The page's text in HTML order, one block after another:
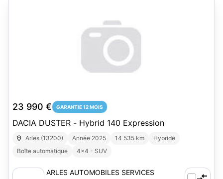
23 990 € GARANTIE 12 MOIS
DACIA DUSTER - Hybrid 140 Expression
Arles (13200) Année 2025 14 535 km
Hybride
Boîte automatique
4x4 - SUV
ARLES AUTOMOBILES SERVICES